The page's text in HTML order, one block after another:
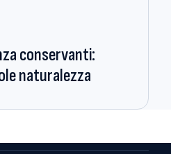
conservanti:
naturalezza